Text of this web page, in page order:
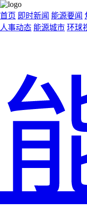
首页 即时新闻 能源要闻
人事动态 能源城市 环球